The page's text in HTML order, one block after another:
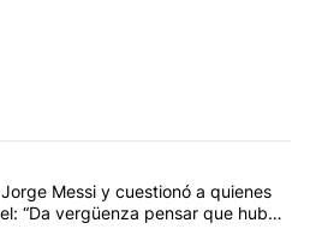
con más comentarios en los
el título "Milei despidió a Jorge
Messi y cuestionó a quienes
“Da vergüenza pensar que hubo